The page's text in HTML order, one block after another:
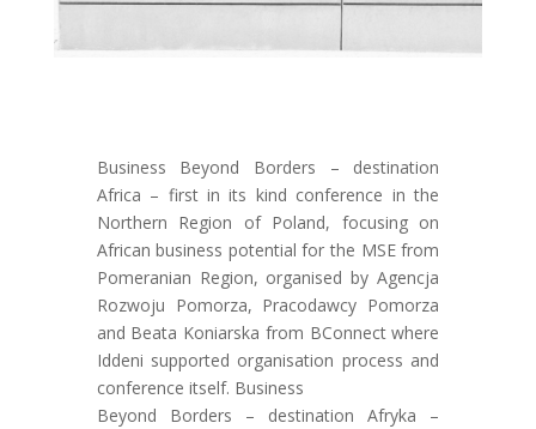
Business Beyond Borders – destination
Africa – first in its kind conference in the
Northern Region of Poland, focusing on
African business potential for the MSE from
Pomeranian Region, organised by Agencja
Rozwoju Pomorza, Pracodawcy Pomorza
and Beata Koniarska from BConnect where
Iddeni supported organisation process and
conference itself. Business
Beyond Borders – destination Afryka –